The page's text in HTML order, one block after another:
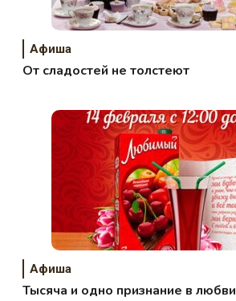
Афиша
От сладостей не толстеют
Афиша
Тысяча и одно признание в любви